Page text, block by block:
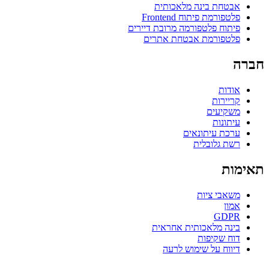
אבטחת בינה מלאכותית
פלטפורמת פיתוח Frontend
פיתוח פלטפורמה מרובת דיירים
פלטפורמת אבטחת אתרים
חברה
אודות
קריירות
משקיעים
עיתונות
ערכת עיתונאים
רשת גלובלית
תאימות
משאבי ציות
אמון
GDPR
בינה מלאכותית אחראית
דוח שקיפות
דיווח על שימוש לרעה